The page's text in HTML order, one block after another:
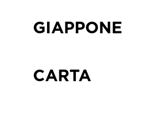
GIAPPONE
CARTA